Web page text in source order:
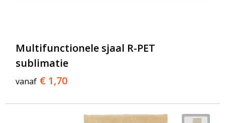
Multifunctionele sjaal R-PET
sublimatie
vanaf € 1,70